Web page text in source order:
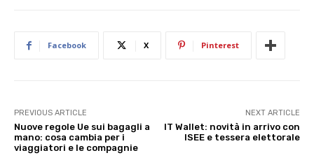
Facebook X Pinterest
PREVIOUS ARTICLE
Nuove regole Ue sui bagagli a
mano: cosa cambia per i
viaggiatori e le compagnie
NEXT ARTICLE
IT Wallet: novità in arrivo con
ISEE e tessera elettorale